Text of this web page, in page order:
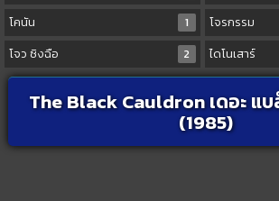
โคนัน
1 โจรกรรม
โจว ซิงฉือ
2 ไดโนเสาร์
The Black Cauldron เดอะ แ
(1985)